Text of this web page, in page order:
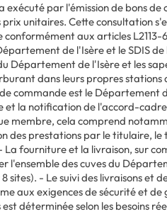
exécuté par l'émission de bons de
unitaires. Cette consultation
aux articles L2113-
de l'Isère et le SDIS de
Département de l'Isère et les
dans leurs propres stations
commande est le Département
et la notification de l'accord-
membre, cela comprend
des prestations par le titulaire,
fourniture et la livraison, sur
des cuves du
sites). - Le suivi des livraisons et
aux exigences de sécurité et de
déterminée selon les besoins